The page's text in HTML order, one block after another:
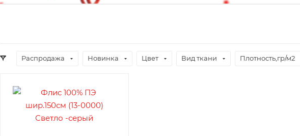
Распродажа Новинка Цвет Вид ткани Плотность,гр/м2